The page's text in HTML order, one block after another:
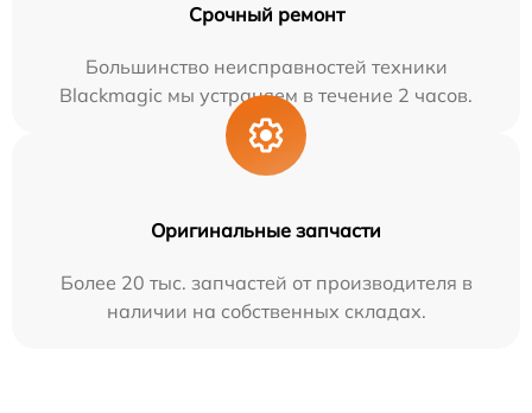
Срочный ремонт
Большинство неисправностей техники
Blackmagic мы устраняем в течение 2 часов.
Оригинальные запчасти
Более 20 тыс. запчастей от производителя в
наличии на собственных складах.